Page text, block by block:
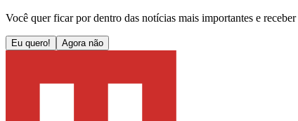
Você quer ficar por dentro das notícias mais importantes e receber
Eu quero! Agora não